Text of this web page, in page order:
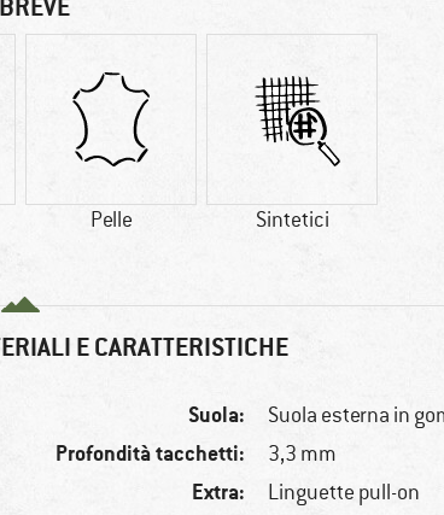
Pelle Sintetici
E CARATTERISTICHE
Suola: Suola esterna in
Profondità tacchetti: 3,3 mm
Extra: Linguette pull-on